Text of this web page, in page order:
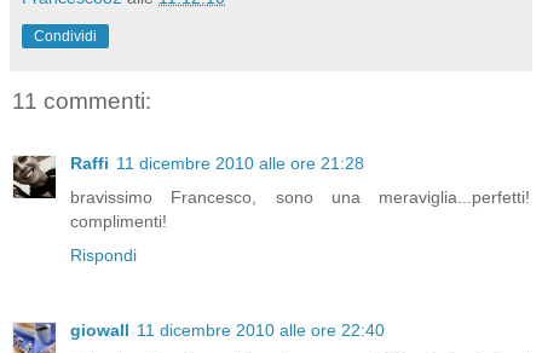
Condividi
11 commenti:
Raffi 11 dicembre 2010 alle ore 21:28
bravissimo Francesco, sono una meraviglia...perfetti!
complimenti!
Rispondi
giowall 11 dicembre 2010 alle ore 22:40